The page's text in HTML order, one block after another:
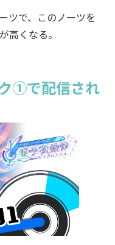
ツで、このノーツを
高くなる。
①で配信され